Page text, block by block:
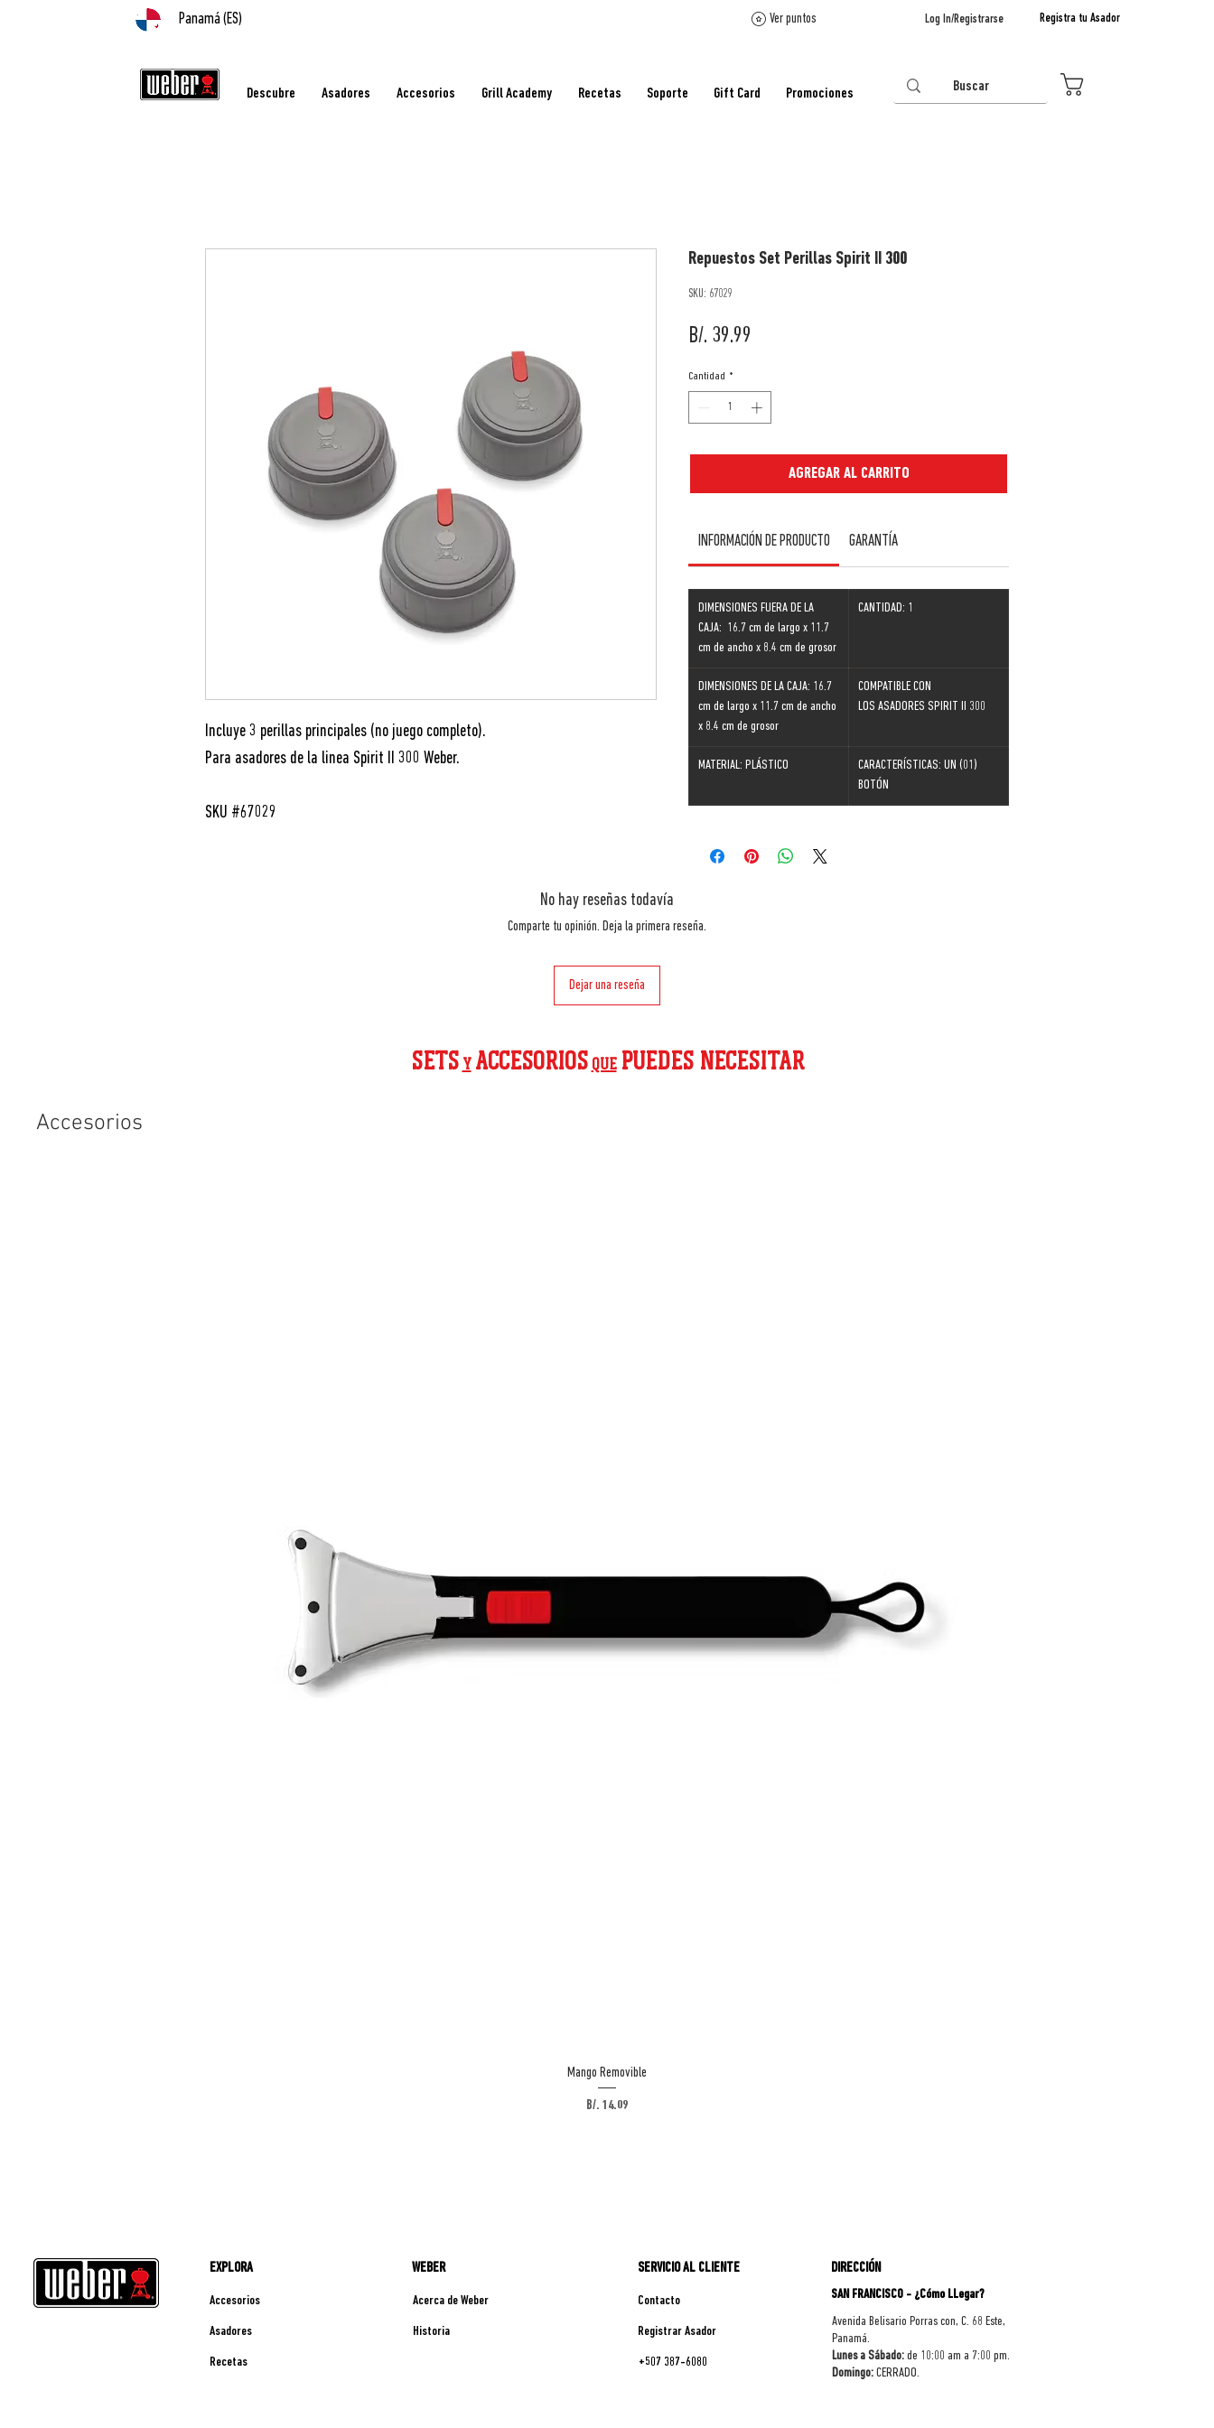
Panamá (ES) Ver puntos Registra tu Asador
Log In/Registrarse
Descubre Asadores Accesorios Grill Academy Recetas Soporte Gift Card Promociones
Incluye 3 perillas principales (no juego completo).
Para asadores de la linea Spirit II 300 Weber.
SKU #67029
Repuestos Set Perillas Spirit II 300
SKU: 67029
B/. 39.99
Cantidad *
AGREGAR AL CARRITO
INFORMACIÓN DE PRODUCTO GARANTÍA
DIMENSIONES FUERA DE LA
CAJA: 16.7 cm de largo x 11.7
cm de ancho x 8.4 cm de grosor
CANTIDAD: 1
DIMENSIONES DE LA CAJA: 16.7
cm de largo x 11.7 cm de ancho
x 8.4 cm de grosor
COMPATIBLE CON
LOS ASADORES SPIRIT II 300
MATERIAL: PLÁSTICO
CARACTERÍSTICAS: UN (01)
BOTÓN
No hay reseñas todavía
Comparte tu opinión. Deja la primera reseña.
Dejar una reseña
SETS Y ACCESORIOS QUE PUEDES NECESITAR
Accesorios
Vista rápida
Mango Removible
Precio
B/. 14.09
EXPLORA
Accesorios
Asadores
Recetas
WEBER
Acerca de Weber
Historia
SERVICIO AL CLIENTE
Contacto
Registrar Asador
+507 387-6080
DIRECCIÓN
SAN FRANCISCO - ¿Cómo LLegar?
Avenida Belisario Porras con, C. 68 Este,
Panamá.
Lunes a Sábado: de 10:00 am a 7:00 pm.
Domingo: CERRADO.